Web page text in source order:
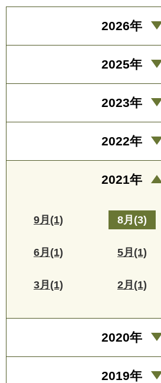
2026年
2025年
2023年
2022年
2021年
9月(1) 8月(3)
6月(1) 5月(1)
3月(1) 2月(1)
2020年
2019年